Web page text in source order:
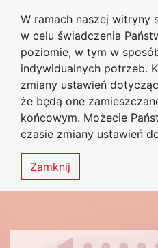
W ramach naszej witryny
w celu świadczenia
poziomie, w tym w
indywidualnych potrzeb.
zmiany ustawień
że będą one
końcowym. Możecie
czasie zmiany ustawień
Zamknij
Przejdź do
Przejdź do treści
Przejdź do
Przejdź do mapy
Jana
Biuro
MENU
PRZECZYTAJ